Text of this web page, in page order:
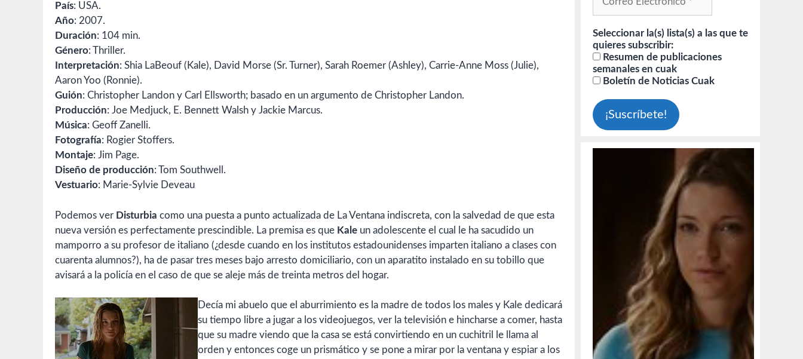
País: USA.
Año: 2007.
Duración: 104 min.
Género: Thriller.
Interpretación: Shia LaBeouf (Kale), David Morse (Sr. Turner), Sarah Roemer (Ashley), Carrie-Anne Moss (Julie),
Aaron Yoo (Ronnie).
Guión: Christopher Landon y Carl Ellsworth; basado en un argumento de Christopher Landon.
Producción: Joe Medjuck, E. Bennett Walsh y Jackie Marcus.
Música: Geoff Zanelli.
Fotografía: Rogier Stoffers.
Montaje: Jim Page.
Diseño de producción: Tom Southwell.
Vestuario: Marie-Sylvie Deveau
Podemos ver Disturbia como una puesta a punto actualizada de La Ventana indiscreta, con la salvedad de que esta
nueva versión es perfectamente prescindible. La premisa es que Kale un adolescente el cual le ha sacudido un
mamporro a su profesor de italiano (¿desde cuando en los institutos estadounidenses imparten italiano a clases con
cuarenta alumnos?), ha de pasar tres meses bajo arresto domiciliario, con un aparatito instalado en su tobillo que
avisará a la policía en el caso de que se aleje más de treinta metros del hogar.
Decía mi abuelo que el aburrimiento es la madre de todos los males y Kale dedicará
su tiempo libre a jugar a los videojuegos, ver la televisión e hincharse a comer, hasta
que su madre viendo que la casa se está convirtiendo en un cuchitril le llama al
orden y entonces coge un prismático y se pone a mirar por la ventana y espiar a los
Seleccionar la(s) lista(s) a las que te
quieres subscribir:
Resumen de publicaciones
semanales en cuak
Boletín de Noticias Cuak